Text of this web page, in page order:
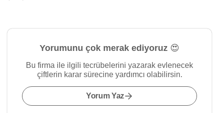
Yorumunu çok merak ediyoruz 😍
Bu firma ile ilgili tecrübelerini yazarak evlenecek
çiftlerin karar sürecine yardımcı olabilirsin.
Yorum Yaz